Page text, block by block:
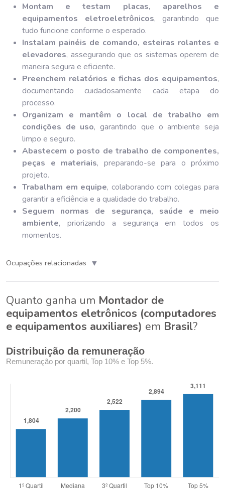
Montam e testam placas, aparelhos e
equipamentos eletroeletrônicos, garantindo que
tudo funcione conforme o esperado.
Instalam painéis de comando, esteiras rolantes e
elevadores, assegurando que os sistemas operem de
maneira segura e eficiente.
Preenchem relatórios e fichas dos equipamentos,
documentando cuidadosamente cada etapa do
processo.
Organizam e mantêm o local de trabalho em
condições de uso, garantindo que o ambiente seja
limpo e seguro.
Abastecem o posto de trabalho de componentes,
peças e materiais, preparando-se para o próximo
projeto.
Trabalham em equipe, colaborando com colegas para
garantir a eficiência e a qualidade do trabalho.
Seguem normas de segurança, saúde e meio
ambiente, priorizando a segurança em todos os
momentos.
Ocupações relacionadas ▼
Quanto ganha um Montador de
equipamentos eletrônicos (computadores
e equipamentos auxiliares) em Brasil?
Distribuição da remuneração
Remuneração por quartil, Top 10% e Top 5%.